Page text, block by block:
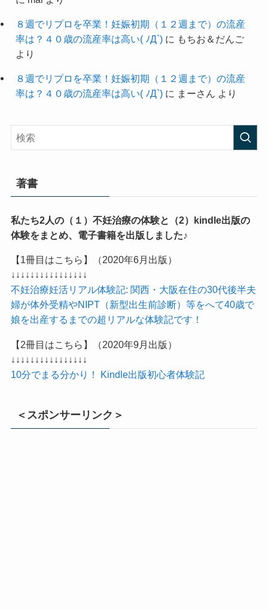
８週でリプロを卒業！妊娠初期（１２週まで）の流産
率は？４０歳の流産率は高い( ﾉД`)に もちお＆だんご
より
８週でリプロを卒業！妊娠初期（１２週まで）の流産
率は？４０歳の流産率は高い( ﾉД`)に まーさん より
著書
私たち2人の（１）不妊治療の体験と（2）kindle出版の
体験をまとめ、電子書籍を出版しました♪
【1冊目はこちら】（2020年6月出版）
↓↓↓↓↓↓↓↓↓↓↓↓↓↓↓↓
不妊治療妊活リアル体験記: 関西・大阪在住の30代後半夫
婦が体外受精やNIPT（新型出生前診断）等をへて40歳で
娘を出産するまでの超リアルな体験記です！
【2冊目はこちら】（2020年9月出版）
↓↓↓↓↓↓↓↓↓↓↓↓↓↓↓↓
10分でまる分かり！ Kindle出版初心者体験記
＜スポンサーリンク＞